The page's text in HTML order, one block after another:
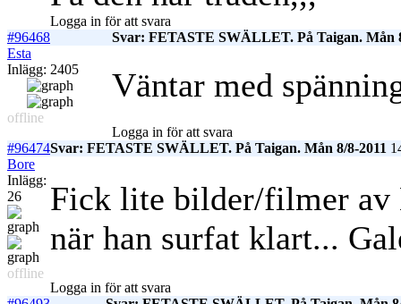
Logga in för att svara
#96468
Svar: FETASTE SWÄLLET. På Taigan. Mån
Esta
Inlägg: 2405
offline
Väntar med
Logga in för att svara
#96474Svar: FETASTE SWÄLLET. På Taigan. Mån 8/8-2011
Bore
Inlägg:
26
offline
Fick lite bilder/filmer av
när han surfat klart...
Logga in för att svara